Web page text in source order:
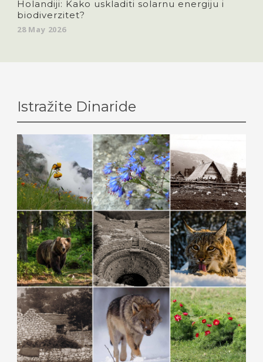
Holandiji: Kako uskladiti solarnu energiju i
biodiverzitet?
28 May 2026
Istražite Dinaride